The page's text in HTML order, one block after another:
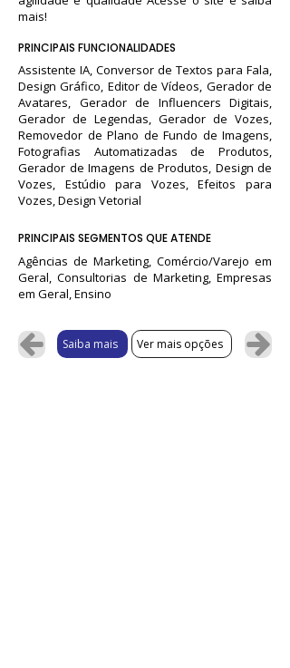
mais!
PRINCIPAIS FUNCIONALIDADES
Assistente IA, Conversor de Textos para Fala,
Design Gráfico, Editor de Vídeos, Gerador de
Avatares, Gerador de Influencers Digitais,
Gerador de Legendas, Gerador de Vozes,
Removedor de Plano de Fundo de Imagens,
Fotografias Automatizadas de Produtos,
Gerador de Imagens de Produtos, Design de
Vozes, Estúdio para Vozes, Efeitos para
Vozes, Design Vetorial
PRINCIPAIS SEGMENTOS QUE ATENDE
Agências de Marketing, Comércio/Varejo em
Geral, Consultorias de Marketing, Empresas
em Geral, Ensino
Saiba mais Ver mais opções